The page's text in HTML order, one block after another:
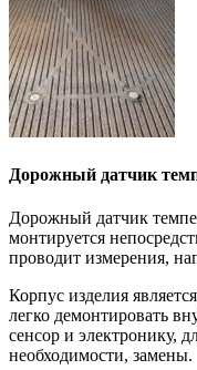
Дорожный датчик
Дорожный датчик
монтируется
проводит измерения,
Корпус изделия
легко демонтировать
сенсор и электронику,
необходимости, замены.